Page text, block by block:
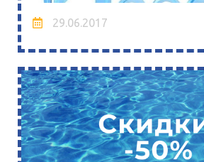
29.06.2017